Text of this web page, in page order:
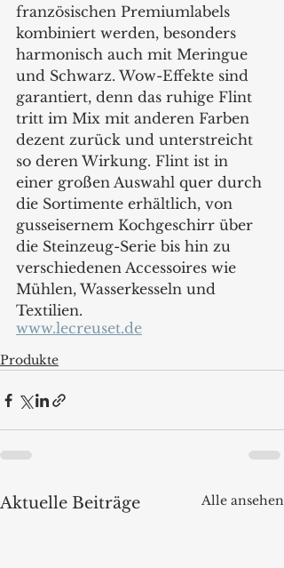
französischen Premiumlabels
kombiniert werden, besonders
harmonisch auch mit Meringue
und Schwarz. Wow-Effekte sind
garantiert, denn das ruhige Flint
tritt im Mix mit anderen Farben
dezent zurück und unterstreicht
so deren Wirkung. Flint ist in
einer großen Auswahl quer durch
die Sortimente erhältlich, von
gusseisernem Kochgeschirr über
die Steinzeug-Serie bis hin zu
verschiedenen Accessoires wie
Mühlen, Wasserkesseln und
Textilien.
www.lecreuset.de
Produkte
Aktuelle Beiträge Alle ansehen